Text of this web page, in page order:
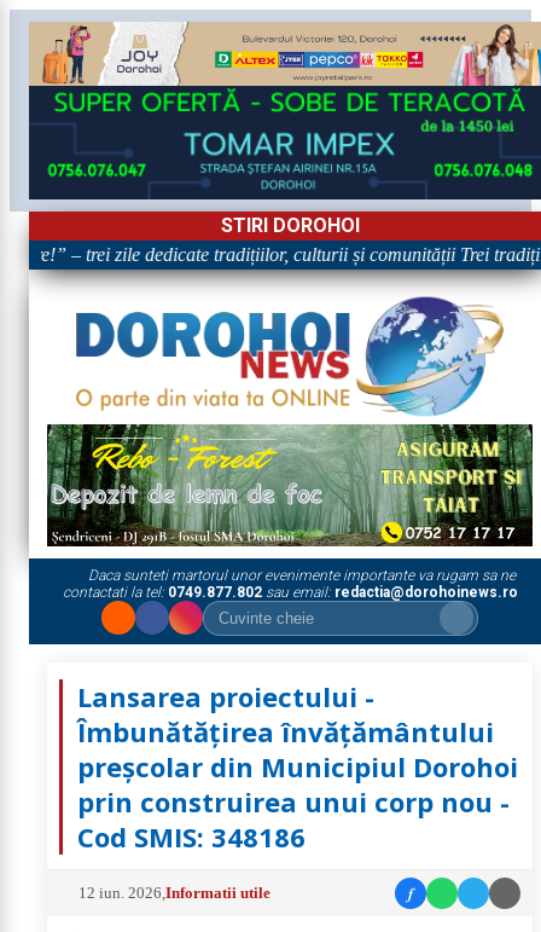
STIRI DOROHOI
– trei zile dedicate tradițiilor, culturii și comunității Trei tradiții.
Daca sunteti martorul unor evenimente importante va rugam sa ne
contactati la tel: 0749.877.802sau email: redactia@dorohoinews.ro
Lansarea proiectului -
Îmbunătățirea învățământului
preșcolar din Municipiul Dorohoi
prin construirea unui corp nou -
Cod SMIS: 348186
12 iun. 2026 ,Informatii utile f